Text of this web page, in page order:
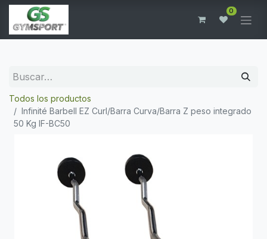
0
Todos los productos
Infinité Barbell EZ Curl/Barra Curva/Barra Z peso integrado
50 Kg IF-BC50